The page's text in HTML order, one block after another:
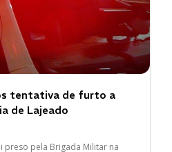
tentativa de furto a
de Lajeado
preso pela Brigada Militar na